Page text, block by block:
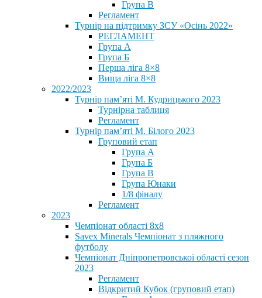
Група В
Регламент
Турнір на підтримку ЗСУ «Осінь 2022»
РЕГЛАМЕНТ
Група А
Група Б
Перша ліга 8×8
Вища ліга 8×8
2022/2023
Турнір пам’яті М. Кудрицького 2023
Турнірна таблиця
Регламент
Турнір пам’яті М. Білого 2023
Груповий етап
Група А
Група Б
Група В
Група Юнаки
1/8 фіналу
Регламент
2023
Чемпіонат області 8х8
Savex Minerals Чемпіонат з пляжного
футболу
Чемпіонат Дніпропетровської області сезон
2023
Регламент
Відкритий Кубок (груповий етап)